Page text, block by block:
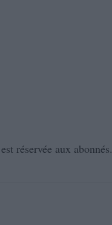
réservée aux abonnés.